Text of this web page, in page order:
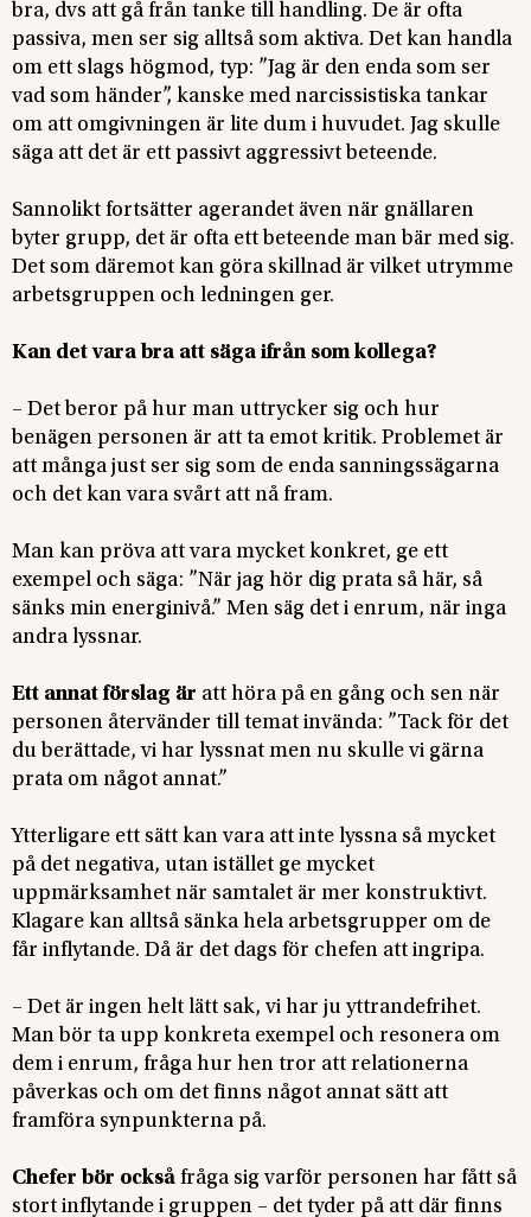
bra, dvs att gå från tanke till handling. De är ofta
passiva, men ser sig alltså som aktiva. Det kan handla
om ett slags högmod, typ: ”Jag är den enda som ser
vad som händer”, kanske med narcissistiska tankar
om att omgivningen är lite dum i huvudet. Jag skulle
säga att det är ett passivt aggressivt beteende.
Sannolikt fortsätter agerandet även när gnällaren
byter grupp, det är ofta ett beteende man bär med sig.
Det som däremot kan göra skillnad är vilket utrymme
arbetsgruppen och ledningen ger.
Kan det vara bra att säga ifrån som kollega?
– Det beror på hur man uttrycker sig och hur
benägen personen är att ta emot kritik. Problemet är
att många just ser sig som de enda sanningssägarna
och det kan vara svårt att nå fram.
Man kan pröva att vara mycket konkret, ge ett
exempel och säga: ”När jag hör dig prata så här, så
sänks min energinivå.” Men säg det i enrum, när inga
andra lyssnar.
Ett annat förslag är att höra på en gång och sen när
personen återvänder till temat invända: ”Tack för det
du berättade, vi har lyssnat men nu skulle vi gärna
prata om något annat.”
Ytterligare ett sätt kan vara att inte lyssna så mycket
på det negativa, utan istället ge mycket
uppmärksamhet när samtalet är mer konstruktivt.
Klagare kan alltså sänka hela arbetsgrupper om de
får inflytande. Då är det dags för chefen att ingripa.
– Det är ingen helt lätt sak, vi har ju yttrandefrihet.
Man bör ta upp konkreta exempel och resonera om
dem i enrum, fråga hur hen tror att relationerna
påverkas och om det finns något annat sätt att
framföra synpunkterna på.
Chefer bör också fråga sig varför personen har fått så
stort inflytande i gruppen – det tyder på att där finns